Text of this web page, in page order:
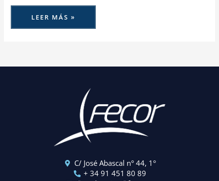
LEER MÁS »
C/ José Abascal n° 44, 1°
+ 34 91 451 80 89